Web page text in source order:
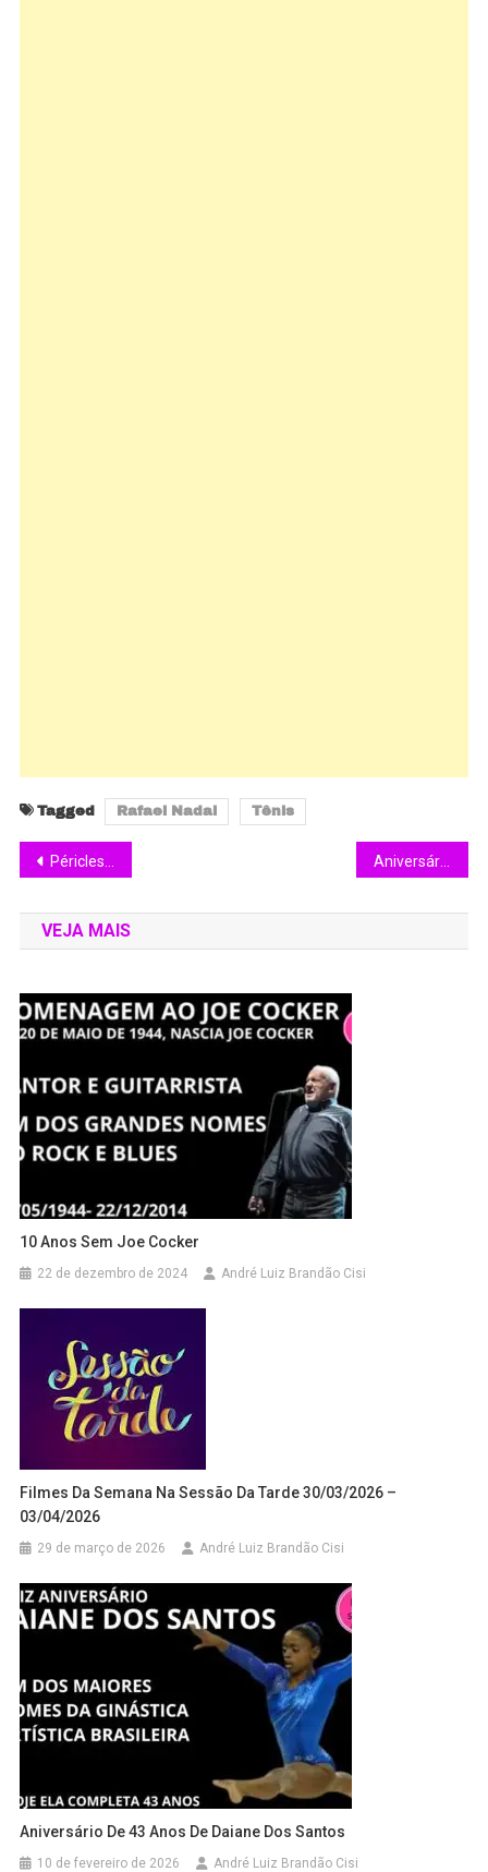
Tagged Rafael Nadal Tênis
Péricles canta seus sucessos no Canções de Ouro da TV Aparecida
VEJA MAIS
10 Anos Sem Joe Cocker
22 de dezembro de 2024 André Luiz Brandão Cisi
Filmes Da Semana Na Sessão Da Tarde 30/03/2026 –
03/04/2026
29 de março de 2026 André Luiz Brandão Cisi
Aniversário De 43 Anos De Daiane Dos Santos
10 de fevereiro de 2026 André Luiz Brandão Cisi